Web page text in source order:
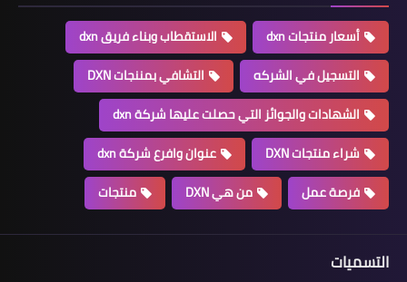
أسعار منتجات dxn
الاستقطاب وبناء فريق dxn
التسجيل في الشركه
التشافي بمننجات DXN
الشهادات والجوائز التي حصلت عليها شركة dxn
شراء منتجات DXN
عنوان وافرع شركة dxn
فرصة عمل
من هي DXN منتجات
التسميات